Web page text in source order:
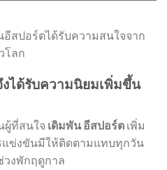
สปอร์ตได้รับความสนใจจาก
โลก
ได้รับความนิยมเพิ่มขึ้น
ผู้ที่สนใจ เดิมพัน อีสปอร์ต เพิ่ม
แข่งขันมีให้ติดตามแทบทุกวัน
วงพักฤดูกาล